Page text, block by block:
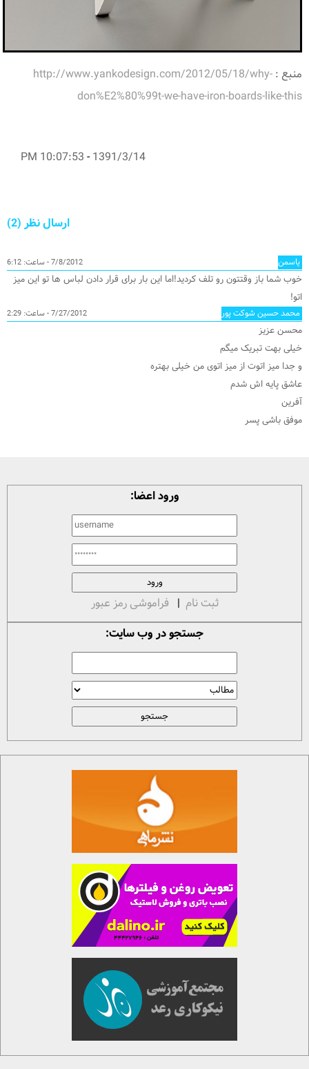
منبع :http://www.yankodesign.com/2012/05/18/why-
don%E2%80%99t-we-have-iron-boards-like-this
1391/3/14
-
10:07:53 PM
ارسال نظر (2)
یاسمن 7/8/2012 - ساعت: 6:12
خوب شما باز وقتتون رو تلف کردید!اما این بار برای قرار دادن لباس ها تو این میز
اتو!
محمد حسین شوکت پور 7/27/2012 - ساعت: 2:29
محسن عزیز
خیلی بهت تبریک میگم
و جدا میز اتوت از میز اتوی من خیلی بهتره
عاشق پایه اش شدم
آفرین
موفق باشی پسر
ورود اعضا:
ثبت نام | فراموشی رمز عبور
جستجو در وب سایت: